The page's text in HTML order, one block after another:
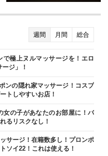
週間 月間 総合
で極上ヌルマッサージを！エロ
ジ」！
ンの隠れ家マッサージ！コスプ
トしやすいお店！
女の子があなたのお部屋に！バ
るリスクなし！
サージ！在籍数多し！プロンポ
ソイ22！これは使える！